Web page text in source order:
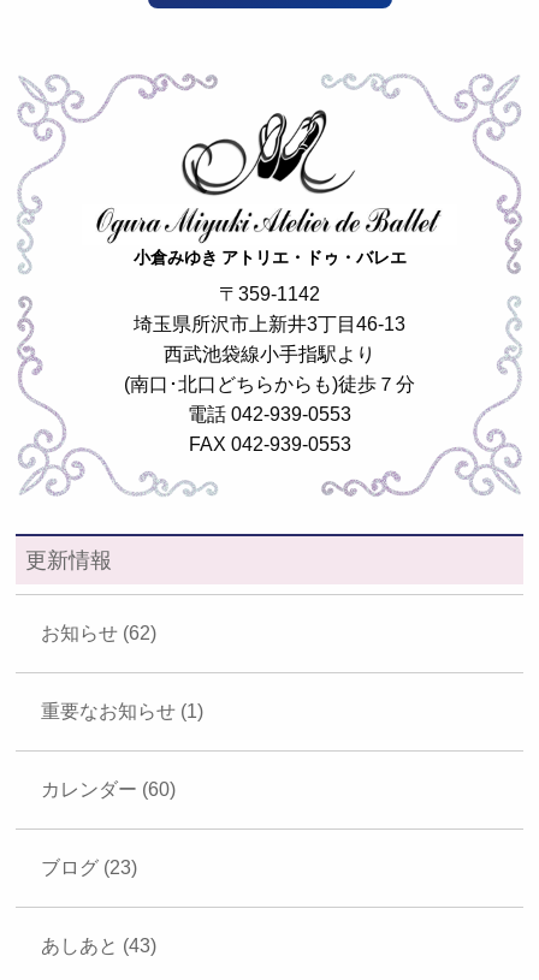
小倉みゆき アトリエ・ドゥ・バレエ
〒359-1142
埼玉県所沢市上新井3丁目46-13
西武池袋線小手指駅より
(南口･北口どちらからも)徒歩７分
電話 042-939-0553
FAX 042-939-0553
更新情報
お知らせ (62)
重要なお知らせ (1)
カレンダー (60)
ブログ (23)
あしあと (43)